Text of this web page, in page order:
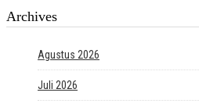
Archives
Agustus 2026
Juli 2026